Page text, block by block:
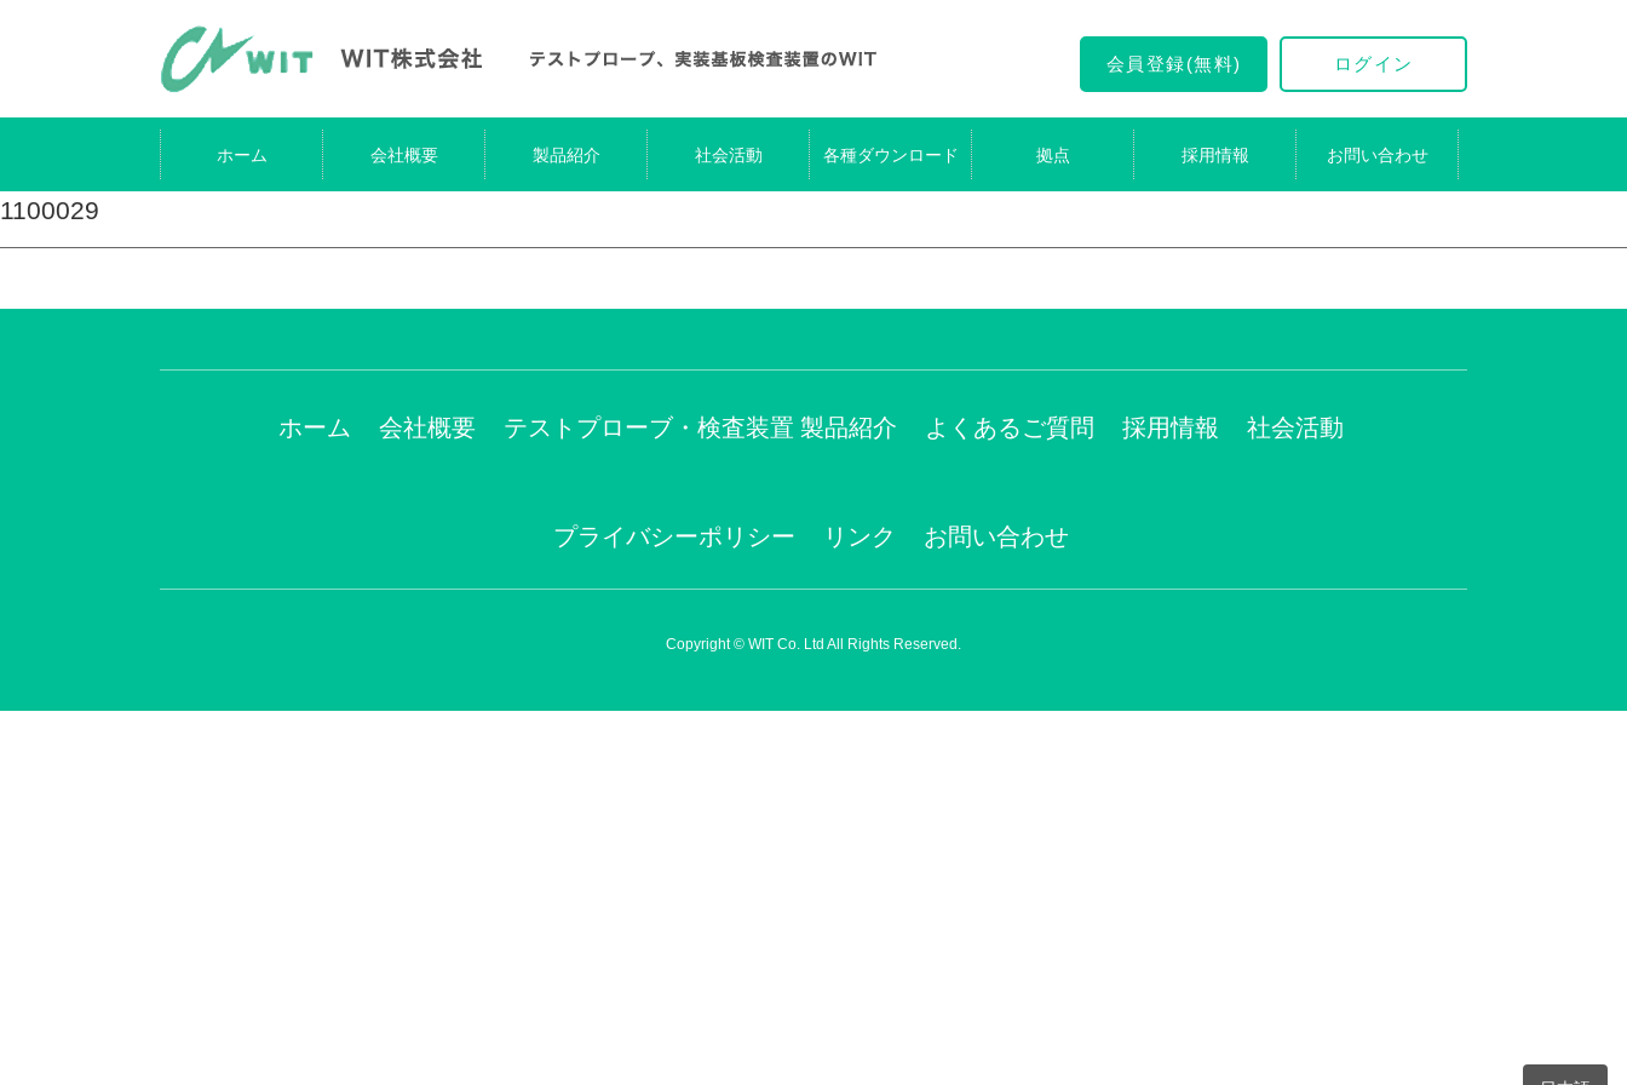
会員登録(無料) ログイン
ホーム 会社概要 製品紹介 社会活動 各種ダウンロード 拠点 採用情報 お問い合わせ
1100029
ホーム 会社概要 テストプローブ・検査装置 製品紹介 よくあるご質問 採用情報 社会活動
プライバシーポリシー リンク お問い合わせ
Copyright © WIT Co. Ltd All Rights Reserved.